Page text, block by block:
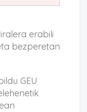
erabili
bezperetan
GEU